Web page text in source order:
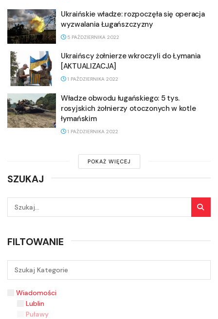
Ukraińskie władze: rozpoczęła się operacja
wyzwalania Ługańszczyzny
5 PAŹDZIERNIKA 2022
Ukraińscy żołnierze wkroczyli do Łymania
[AKTUALIZACJA]
1 PAŹDZIERNIKA 2022
Władze obwodu ługańskiego: 5 tys.
rosyjskich żołnierzy otoczonych w kotle
łymańskim
1 PAŹDZIERNIKA 2022
POKAŻ WIĘCEJ
SZUKAJ
FILTOWANIE
Wiadomości
Lublin
Puławy